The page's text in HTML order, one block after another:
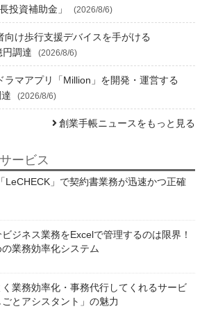
投資補助金」
(2026/8/6)
向け歩行支援デバイスを手がける
円調達
(2026/8/6)
ラマアプリ「Million」を開発・運営する
(2026/8/6)
創業手帳ニュースをもっと見る
ービス
LeCHECK」で契約書業務が迅速かつ正確
ビジネス業務をExcelで管理するのは限界！
業務効率化システム
く業務効率化・事務代行してくれるサービ
ごとアシスタント」の魅力